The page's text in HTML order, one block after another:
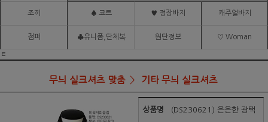
조끼 ♠ 코트 ♥ 정장바지 캐주얼바지
점퍼 ♣유니폼,단체복 원단정보 ♡ Woman
ㅌ
무늬 실크셔츠 맞춤 기타 무늬 실크셔츠
상품명 (DS230621) 은은한 광택